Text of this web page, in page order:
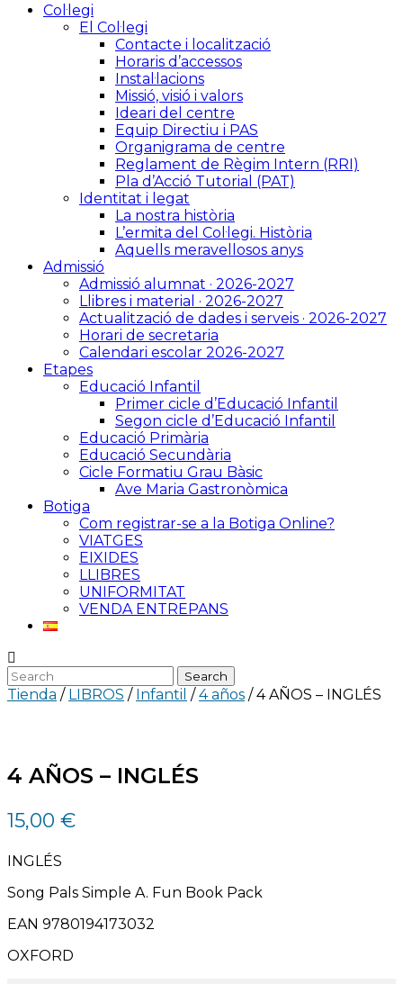
Col·legi
El Col·legi
Contacte i localització
Horaris d’accessos
Instal·lacions
Missió, visió i valors
Ideari del centre
Equip Directiu i PAS
Organigrama de centre
Reglament de Règim Intern (RRI)
Pla d’Acció Tutorial (PAT)
Identitat i legat
La nostra història
L’ermita del Col·legi. Història
Aquells meravellosos anys
Admissió
Admissió alumnat · 2026-2027
Llibres i material · 2026-2027
Actualització de dades i serveis · 2026-2027
Horari de secretaria
Calendari escolar 2026-2027
Etapes
Educació Infantil
Primer cicle d’Educació Infantil
Segon cicle d’Educació Infantil
Educació Primària
Educació Secundària
Cicle Formatiu Grau Bàsic
Ave Maria Gastronòmica
Botiga
Com registrar-se a la Botiga Online?
VIATGES
EIXIDES
LLIBRES
UNIFORMITAT
VENDA ENTREPANS
Tienda / LIBROS / Infantil /4 años / 4 AÑOS – INGLÉS
4 AÑOS – INGLÉS
15,00 €
INGLÉS
Song Pals Simple A. Fun Book Pack
EAN 9780194173032
OXFORD